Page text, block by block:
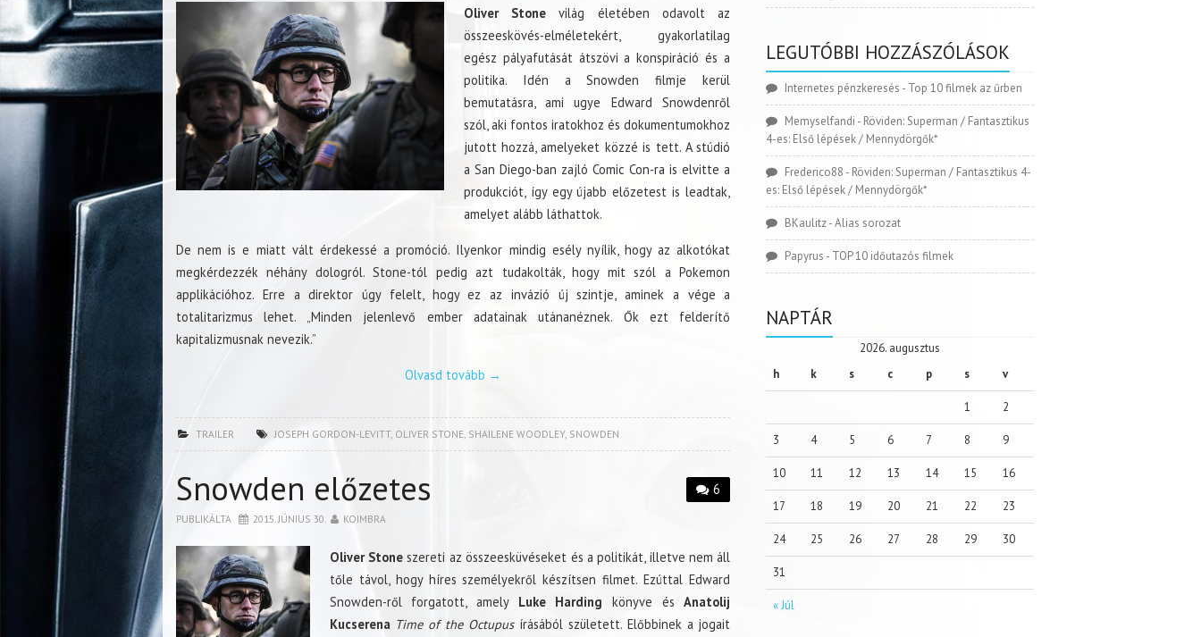
Oliver Stonevilág életében odavolt az
összeeskövés-elméletekért, gyakorlatilag
egész pályafutását átszövi a konspiráció és a
politika. Idén a Snowden filmje kerül
bemutatásra, ami ugye Edward Snowdenről
szól, aki fontos iratokhoz és dokumentumokhoz
jutott hozzá, amelyeket közzé is tett. A stúdió
a San Diego-ban zajló Comic Con-ra is elvitte a
produkciót, így egy újabb előzetest is leadtak,
amelyet alább láthattok.
De nem is e miatt vált érdekessé a promóció. Ilyenkor mindig esély nyílik, hogy az alkotókat
megkérdezzék néhány dologról. Stone-tól pedig azt tudakolták, hogy mit szól a Pokemon
applikációhoz. Erre a direktor úgy felelt, hogy ez az invázió új szintje, aminek a vége a
totalitarizmus lehet. „Minden jelenlevő ember adatainak utánanéznek. Ők ezt felderítő
kapitalizmusnak nevezik.”
Olvasd tovább →
TRAILER JOSEPH GORDON-LEVITT, OLIVER STONE, SHAILENE WOODLEY, SNOWDEN
6
Snowden előzetes
PUBLIKÁLTA 2015. JÚNIUS 30. KOIMBRA
Oliver Stoneszereti az összeesküvéseket és a politikát, illetve nem áll
tőle távol, hogy híres személyekről készítsen filmet. Ezúttal Edward
Snowden-ről forgatott, amely Luke Harding könyve ésAnatolij
Kucserena Time of the Octupusírásából született. Előbbinek a jogait
LEGUTÓBBI HOZZÁSZÓLÁSOK
Internetes pénzkeresés - Top 10 filmek az űrben
Memyselfandi - Röviden: Superman / Fantasztikus
4-es: Első lépések / Mennydörgők*
Frederico88 - Röviden: Superman / Fantasztikus 4-
es: Első lépések / Mennydörgők*
BKaulitz-Alias sorozat
Papyrus - TOP 10 időutazós filmek
NAPTÁR
2026. augusztus
h
k s c p s v
« Júl
1 2
3 4 5 6 7 8 9
10 11 12 13 14 15 16
17 18 19 20 21 22 23
24 25 26 27 28 29 30
31